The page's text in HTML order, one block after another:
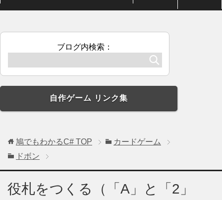
ブログ内検索：
自作ゲーム リンク集
鳩でもわかるC# TOP
カードゲーム
ドボン
役札をつくる（「A」と「2」